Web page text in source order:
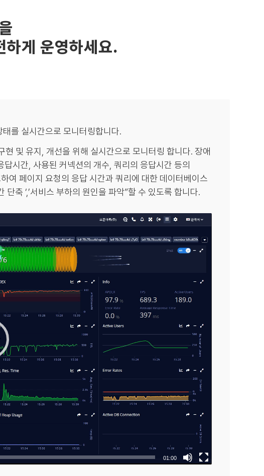
게 운영하세요.
를 실시간으로 모니터링합니다.
및 유지, 개선을 위해 실시간으로 모니터링 합니다. 장애
시간, 사용된 커넥션의 개수, 쿼리의 응답시간 등의
여 페이지 요청의 응답 시간과 쿼리에 대한 데이터베이스
축 ‘,’서비스 부하의 원인을 파악”할 수 있도록 합니다.
01:00